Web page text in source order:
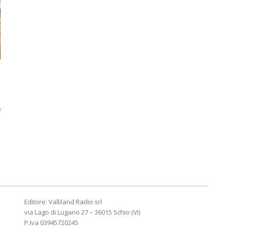
Editore: Valliland Radio srl
via Lago di Lugano 27 – 36015 Schio (VI)
P.Iva 03945720245